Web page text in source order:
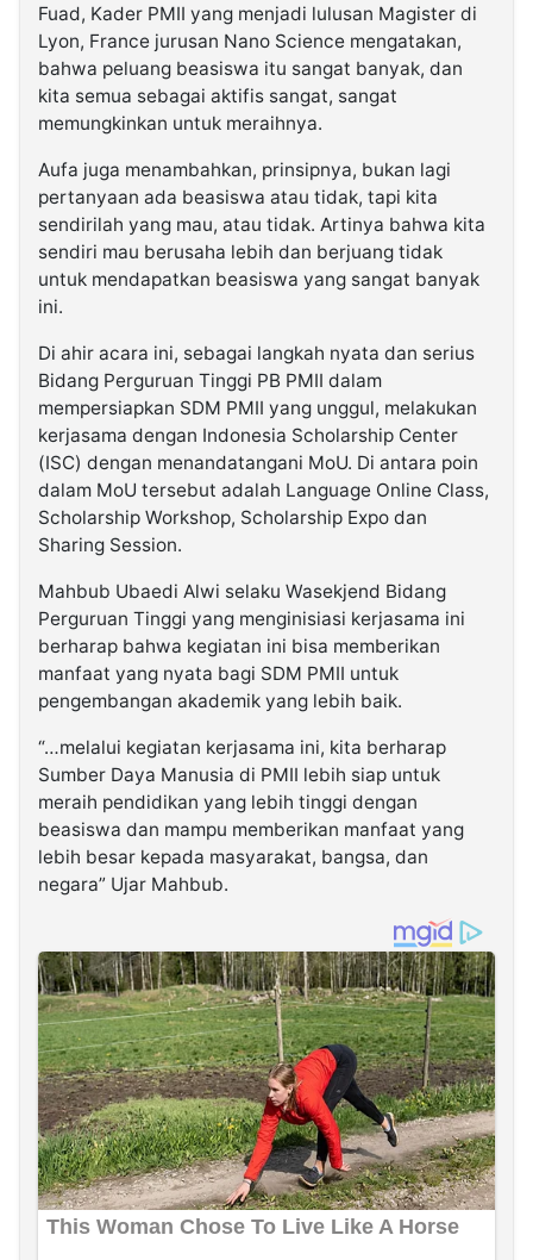
Fuad, Kader PMII yang menjadi lulusan Magister di
Lyon, France jurusan Nano Science mengatakan,
bahwa peluang beasiswa itu sangat banyak, dan
kita semua sebagai aktifis sangat, sangat
memungkinkan untuk meraihnya.
Aufa juga menambahkan, prinsipnya, bukan lagi
pertanyaan ada beasiswa atau tidak, tapi kita
sendirilah yang mau, atau tidak. Artinya bahwa kita
sendiri mau berusaha lebih dan berjuang tidak
untuk mendapatkan beasiswa yang sangat banyak
ini.
Di ahir acara ini, sebagai langkah nyata dan serius
Bidang Perguruan Tinggi PB PMII dalam
mempersiapkan SDM PMII yang unggul, melakukan
kerjasama dengan Indonesia Scholarship Center
(ISC) dengan menandatangani MoU. Di antara poin
dalam MoU tersebut adalah Language Online Class,
Scholarship Workshop, Scholarship Expo dan
Sharing Session.
Mahbub Ubaedi Alwi selaku Wasekjend Bidang
Perguruan Tinggi yang menginisiasi kerjasama ini
berharap bahwa kegiatan ini bisa memberikan
manfaat yang nyata bagi SDM PMII untuk
pengembangan akademik yang lebih baik.
“…melalui kegiatan kerjasama ini, kita berharap
Sumber Daya Manusia di PMII lebih siap untuk
meraih pendidikan yang lebih tinggi dengan
beasiswa dan mampu memberikan manfaat yang
lebih besar kepada masyarakat, bangsa, dan
negara” Ujar Mahbub.